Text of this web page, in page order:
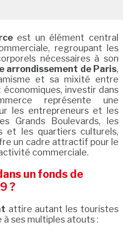
est un élément central
regroupant les
nécessaires à son
arrondissement de Paris,
et sa mixité entre
investir dans
représente une
les entrepreneurs et les
Grands Boulevards, les
et les quartiers culturels,
un cadre attractif pour le
commerciale.
un fonds de
?
attire autant les touristes
à ses multiples atouts :